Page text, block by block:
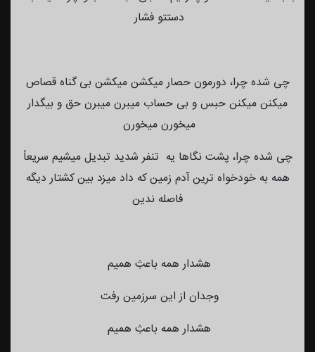
دستتو فشار
چی شده چرا، دورمون حصار میکشن میکشن بی گناه قصاص
میکنن میکنن حبس و بی حساب میبرن میبرن حق و بیگدار
میخورن میخورن
چی شده چرا، پشت نگاها یه تنفر شدید تبدیل میشیم سريعاً
همه به خودخواه ترین آدم زمین که داد میزد بین کشتار دیگه
فاصله ندین
هشدار همه باعثِ همیم
وجدان از این سرزمین رفت
هشدار همه باعثِ همیم